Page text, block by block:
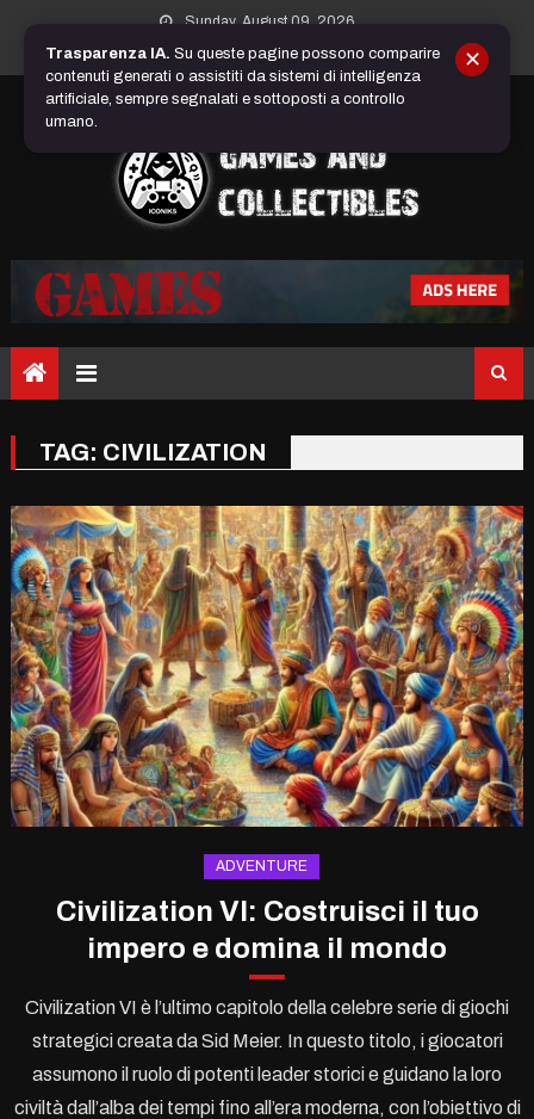
content
Sunday, August 09, 2026
TAG: CIVILIZATION
ADVENTURE
Civilization VI: Costruisci il tuo
impero e domina il mondo
Civilization VI è l’ultimo capitolo della celebre serie di giochi
strategici creata da Sid Meier. In questo titolo, i giocatori
assumono il ruolo di potenti leader storici e guidano la loro
civiltà dall’alba dei tempi fino all’era moderna, con l’obiettivo di
Trasparenza IA. Su queste pagine possono comparire
contenuti generati o assistiti da sistemi di intelligenza
artificiale, sempre segnalati e sottoposti a controllo
umano.
✕